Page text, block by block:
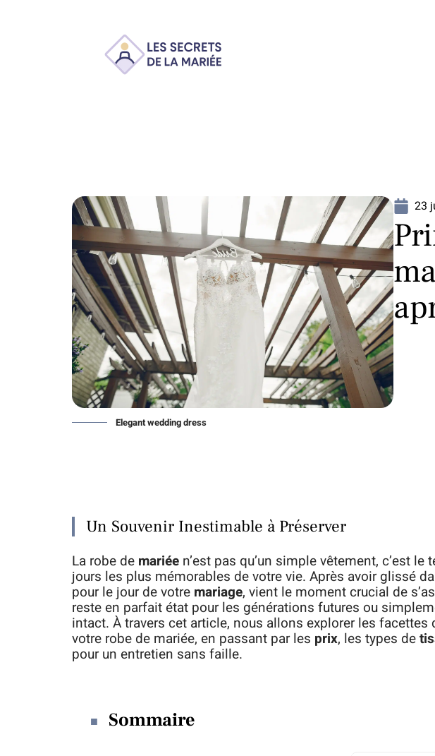
Elegant wedding dress
23
Un Souvenir Inestimable à Préserver
La robe de mariée n’est pas qu’un simple vêtement, c’est
jours les plus mémorables de votre vie. Après avoir glissé
pour le jour de votre mariage, vient le moment crucial de
reste en parfait état pour les générations futures ou
intact. À travers cet article, nous allons explorer les facettes
votre robe de mariée, en passant par les prix, les types de
pour un entretien sans faille.
Sommaire